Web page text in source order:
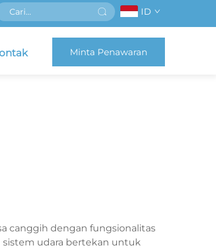
ID
Minta Penawaran
canggih dengan fungsionalitas
udara bertekan untuk